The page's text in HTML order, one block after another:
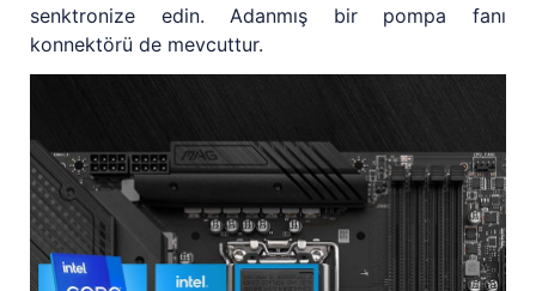
senktronize edin. Adanmış bir pompa fanı
konnektörü de mevcuttur.